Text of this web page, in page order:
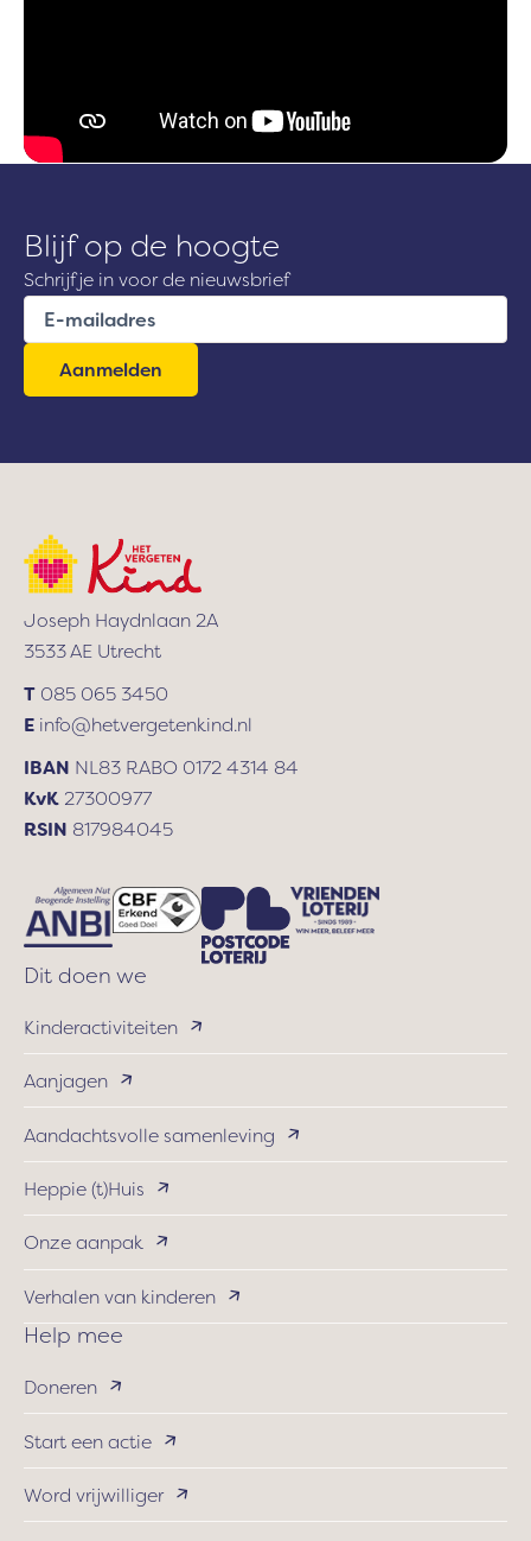
Blijf op de hoogte
Schrijf je in voor de nieuwsbrief
E
m
i
Joseph Haydnlaan 2A
3533 AE Utrecht
T 085 065 3450
E info@hetvergetenkind.nl
IBAN NL83 RABO 0172 4314 84
KvK 27300977
RSIN 817984045
Dit doen we
Kinderactiviteiten
Aanjagen
Aandachtsvolle samenleving
Heppie (t)Huis
Onze aanpak
Verhalen van kinderen
Help mee
Doneren
Start een actie
Word vrijwilliger